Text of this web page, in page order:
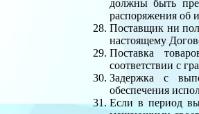
должны быть
распоряжения об
Поставщик ни
настоящему
Поставка
соответствии с
Задержка с
обеспечения
Если в период